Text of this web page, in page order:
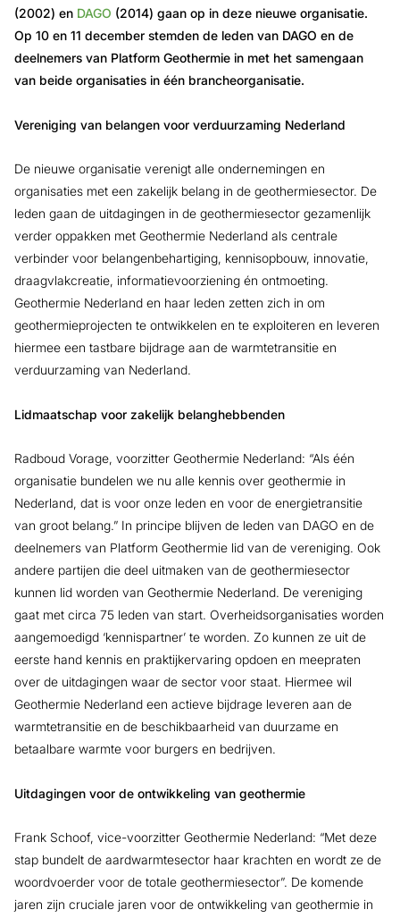
(2002) en DAGO (2014) gaan op in deze nieuwe organisatie.
Op 10 en 11 december stemden de leden van DAGO en de
deelnemers van Platform Geothermie in met het samengaan
van beide organisaties in één brancheorganisatie.
Vereniging van belangen voor verduurzaming Nederland
De nieuwe organisatie verenigt alle ondernemingen en
organisaties met een zakelijk belang in de geothermiesector. De
leden gaan de uitdagingen in de geothermiesector gezamenlijk
verder oppakken met Geothermie Nederland als centrale
verbinder voor belangenbehartiging, kennisopbouw, innovatie,
draagvlakcreatie, informatievoorziening én ontmoeting.
Geothermie Nederland en haar leden zetten zich in om
geothermieprojecten te ontwikkelen en te exploiteren en leveren
hiermee een tastbare bijdrage aan de warmtetransitie en
verduurzaming van Nederland.
Lidmaatschap voor zakelijk belanghebbenden
Radboud Vorage, voorzitter Geothermie Nederland: “Als één
organisatie bundelen we nu alle kennis over geothermie in
Nederland, dat is voor onze leden en voor de energietransitie
van groot belang.” In principe blijven de leden van DAGO en de
deelnemers van Platform Geothermie lid van de vereniging. Ook
andere partijen die deel uitmaken van de geothermiesector
kunnen lid worden van Geothermie Nederland. De vereniging
gaat met circa 75 leden van start. Overheidsorganisaties worden
aangemoedigd ‘kennispartner’ te worden. Zo kunnen ze uit de
eerste hand kennis en praktijkervaring opdoen en meepraten
over de uitdagingen waar de sector voor staat. Hiermee wil
Geothermie Nederland een actieve bijdrage leveren aan de
warmtetransitie en de beschikbaarheid van duurzame en
betaalbare warmte voor burgers en bedrijven.
Uitdagingen voor de ontwikkeling van geothermie
Frank Schoof, vice-voorzitter Geothermie Nederland: “Met deze
stap bundelt de aardwarmtesector haar krachten en wordt ze de
woordvoerder voor de totale geothermiesector”. De komende
jaren zijn cruciale jaren voor de ontwikkeling van geothermie in